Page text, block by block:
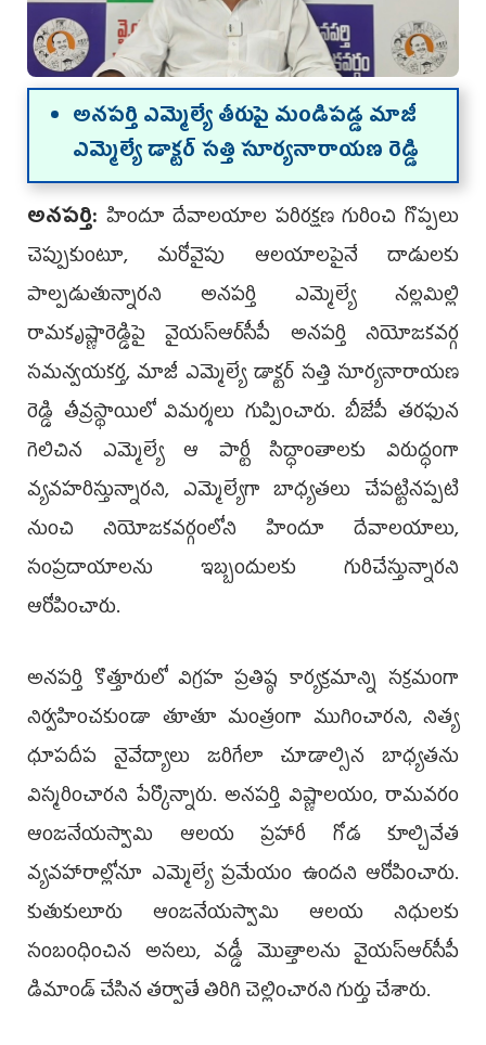
అనపర్తి ఎమ్మెల్యే తీరుపై మండిపడ్డ మాజీ
ఎమ్మెల్యే డాక్టర్ సత్తి సూర్యనారాయణ రెడ్డి
అనపర్తి:హిందూ దేవాలయాల పరిరక్షణ గురించి గొప్పలు
చెప్పుకుంటూ, మరోవైపు ఆలయాలపైనే దాడులకు
పాల్పడుతున్నారని అనపర్తి ఎమ్మెల్యే నల్లమిల్లి
రామకృష్ణారెడ్డిపై వైయస్‌ఆర్‌సీపీ అనపర్తి నియోజకవర్గ
సమన్వయకర్త, మాజీ ఎమ్మెల్యే డాక్టర్ సత్తి సూర్యనారాయణ
రెడ్డి తీవ్రస్థాయిలో విమర్శలు గుప్పించారు. బీజేపీ తరఫున
గెలిచిన ఎమ్మెల్యే ఆ పార్టీ సిద్ధాంతాలకు విరుద్ధంగా
వ్యవహరిస్తున్నారని, ఎమ్మెల్యేగా బాధ్యతలు చేపట్టినప్పటి
నుంచి నియోజకవర్గంలోని హిందూ దేవాలయాలు,
సంప్రదాయాలను ఇబ్బందులకు గురిచేస్తున్నారని
ఆరోపించారు.
అనపర్తి కొత్తూరులో విగ్రహ ప్రతిష్ఠ కార్యక్రమాన్ని సక్రమంగా
నిర్వహించకుండా తూతూ మంత్రంగా ముగించారని, నిత్య
ధూపదీప నైవేద్యాలు జరిగేలా చూడాల్సిన బాధ్యతను
విస్మరించారని పేర్కొన్నారు. అనపర్తి విష్ణాలయం, రామవరం
ఆంజనేయస్వామి ఆలయ ప్రహారీ గోడ కూల్చివేత
వ్యవహారాల్లోనూ ఎమ్మెల్యే ప్రమేయం ఉందని ఆరోపించారు.
కుతుకులూరు ఆంజనేయస్వామి ఆలయ నిధులకు
సంబంధించిన అసలు, వడ్డీ మొత్తాలను వైయస్‌ఆర్‌సీపీ
డిమాండ్ చేసిన తర్వాతే తిరిగి చెల్లించారని గుర్తు చేశారు.